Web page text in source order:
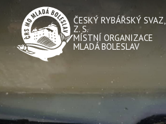
ČESKÝ RYBÁŘSKÝ SVAZ,
Z. S.
MÍSTNÍ ORGANIZACE
MLADÁ BOLESLAV